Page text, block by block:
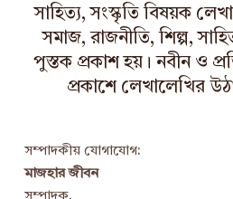
সাহিত্য, সংস্কৃতি বিষয়ক
সমাজ, রাজনীতি, শিল্প,
পুস্তক প্রকাশ হয়। নবীন ও
প্রকাশে লেখালেখির
সম্পাদকীয় যোগাযোগ:
মাজহার জীবন